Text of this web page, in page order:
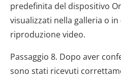
predefinita del dispositivo
visualizzati nella galleria o
riproduzione video.
Passaggio 8. Dopo aver
sono stati ricevuti